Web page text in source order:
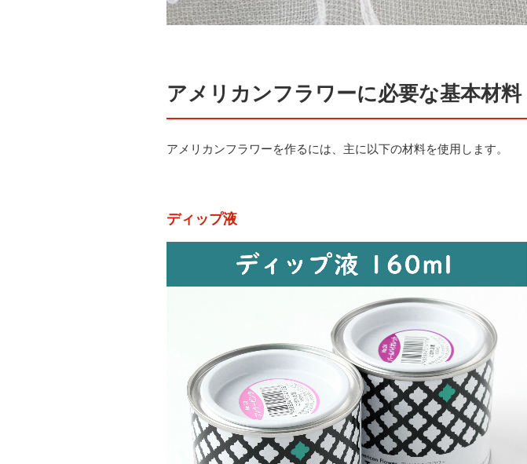
アメリカンフラワーに必要な基本材料
アメリカンフラワーを作るには、主に以下の材料を使用します。
ディップ液